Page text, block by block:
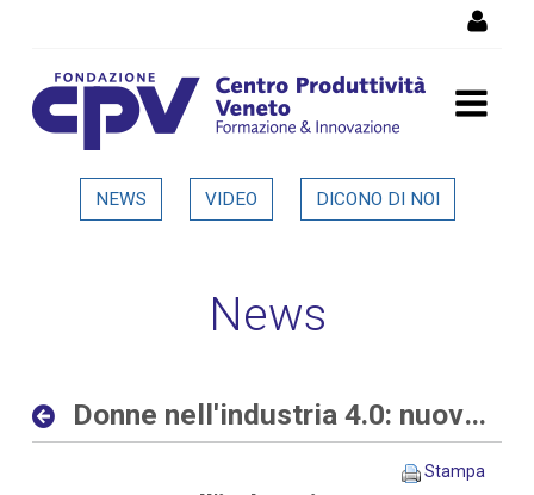
Donne nell'industria 4.0:
femminile nelle aziende
Dettaglio in evidenza
NEWS VIDEO DICONO DI NOI
News
Donne nell'industria 4.0: nuove opportunità al femminile nelle aziende digitali ed interconnesse
Stampa